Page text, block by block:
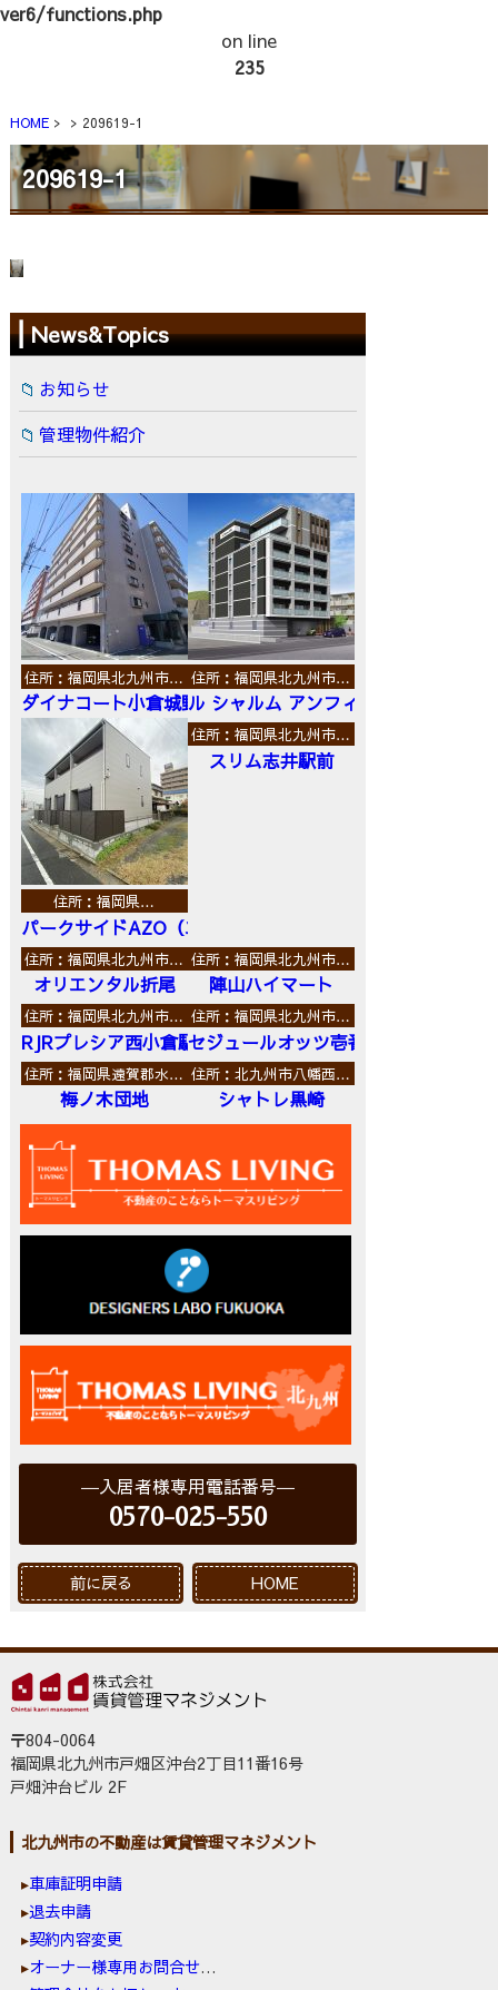
ver6/functions.php
on line
235
HOME 209619-1
209619-1
News&Topics
お知らせ
管理物件紹介
住所：福岡県北九州市…
ダイナコート小倉城野
住所：福岡県北九州市…
ル シャルム アンフィニ
住所：福岡県…
パークサイドAZO（エーゼットオー）
住所：福岡県北九州市…
スリム志井駅前
住所：福岡県北九州市…
オリエンタル折尾
住所：福岡県北九州市…
陣山ハイマート
住所：福岡県北九州市…
RJRプレシア西小倉駅前
住所：福岡県北九州市…
セジュールオッツ壱番館
住所：福岡県遠賀郡水…
梅ノ木団地
住所：北九州市八幡西…
シャトレ黒崎
入居者様専用電話番号
0570-025-550
前に戻る HOME
〒804-0064
福岡県北九州市戸畑区沖台2丁目11番16号
戸畑沖台ビル 2F
北九州市の不動産は賃貸管理マネジメント
車庫証明申請
退去申請
契約内容変更
オーナー様専用お問合せ窓口